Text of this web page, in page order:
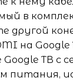
в
другой
на Google
ТВ с
питания,